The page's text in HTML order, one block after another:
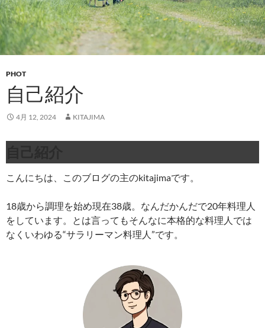
PHOT
自己紹介
4月 12, 2024 KITAJIMA
こんにちは、このブログの主のkitajimaです。
18歳から調理を始め現在38歳。なんだかんだで20年料理人
をしています。とは言ってもそんなに本格的な料理人では
なくいわゆる“サラリーマン料理人”です。